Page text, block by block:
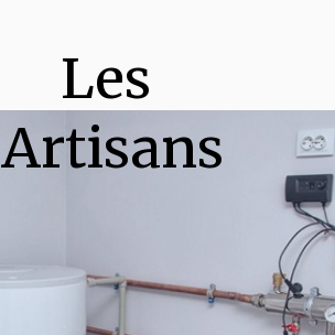
Les
Artisans